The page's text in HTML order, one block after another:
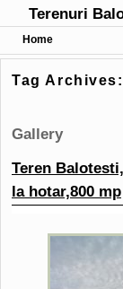
Terenuri
Home
Tag
Gallery
Teren
la hotar,800 mp